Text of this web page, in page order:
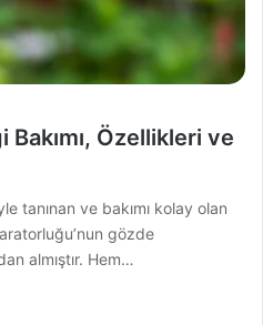
Özellikleri ve
tanınan ve bakımı kolay olan
gözde
almıştır. Hem…